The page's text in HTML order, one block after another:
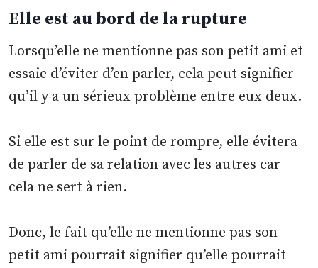
Elle est au bord de la rupture
Lorsqu’elle ne mentionne pas son petit ami et
essaie d’éviter d’en parler, cela peut signifier
qu’il y a un sérieux problème entre eux deux.
Si elle est sur le point de rompre, elle évitera
de parler de sa relation avec les autres car
cela ne sert à rien.
Donc, le fait qu’elle ne mentionne pas son
petit ami pourrait signifier qu’elle pourrait